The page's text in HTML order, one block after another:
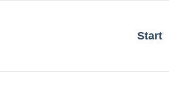
Start